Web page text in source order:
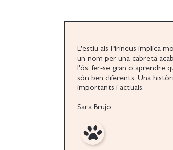
L'estiu als Pirineus implica
un nom per una cabreta
l'ós, fer-se gran o aprendre
són ben diferents. Una
importants i actuals.
Sara Brujo